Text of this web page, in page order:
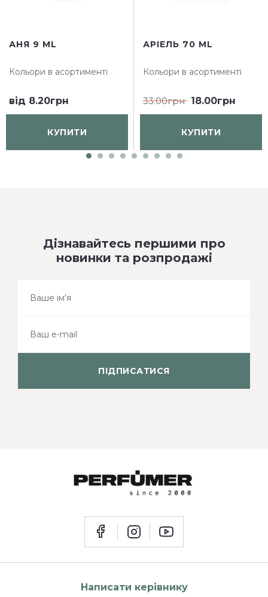
АНЯ 9 ML
Кольори в асортименті
від 8.20грн
КУПИТИ
АРІЕЛЬ 70 ML
Кольори в асортименті
33.00грн 18.00грн
КУПИТИ
Дізнавайтесь першими про
новинки та розпродажі
ПІДПИСАТИСЯ
Написати керівнику